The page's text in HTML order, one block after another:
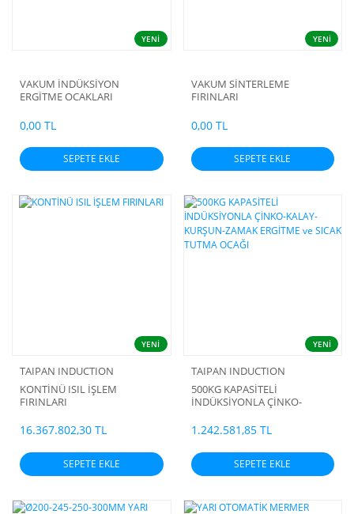
YENİ
VAKUM İNDÜKSİYON
ERGİTME OCAKLARI
0,00 TL
SEPETE EKLE
YENİ
VAKUM SİNTERLEME
FIRINLARI
0,00 TL
SEPETE EKLE
YENİ
TAIPAN INDUCTION
KONTİNÜ ISIL İŞLEM
FIRINLARI
16.367.802,30 TL
SEPETE EKLE
YENİ
TAIPAN INDUCTION
500KG KAPASİTELİ
İNDÜKSİYONLA ÇİNKO-
ERGİTME ve SICAK TUTMA
1.242.581,85 TL
SEPETE EKLE